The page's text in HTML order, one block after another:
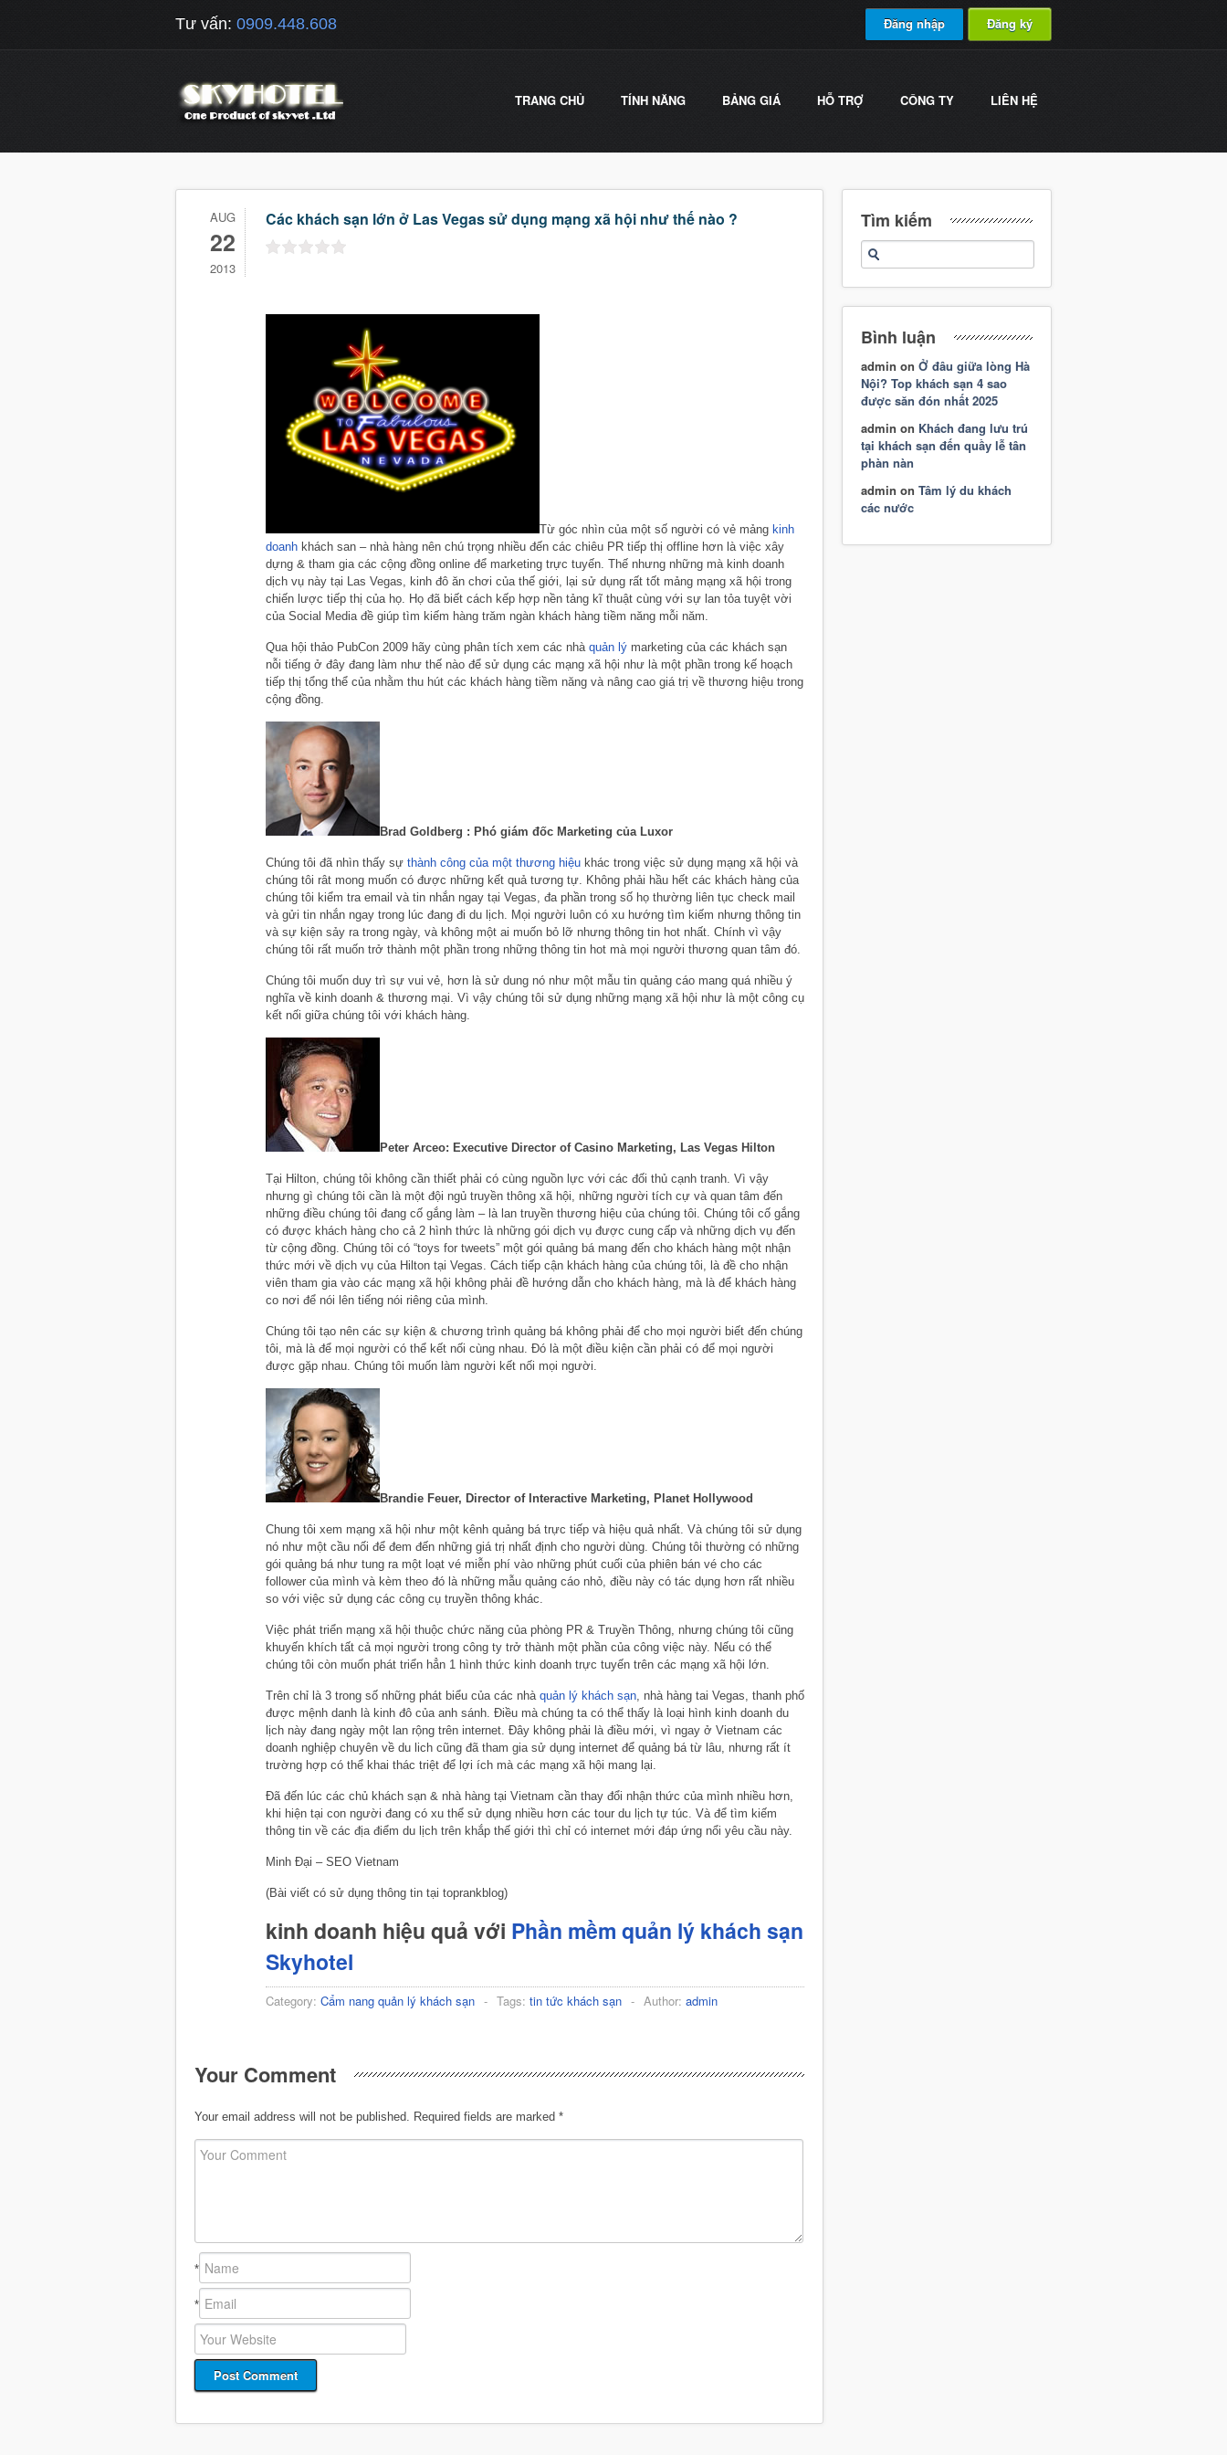
Tư vấn: 0909.448.608 Đăng nhập Đăng ký
TRANG CHỦ TÍNH NĂNG BẢNG GIÁ HỖ TRỢ CÔNG TY LIÊN HỆ
AUG
22
2013
Các khách sạn lớn ở Las Vegas sử dụng mạng xã hội như thế nào ?
Từ góc nhìn của một số người có vẻ mảng kinh
doanh khách san – nhà hàng nên chú trọng nhiều đến các chiêu PR tiếp thị offline hơn là việc xây
dựng & tham gia các cộng đồng online để marketing trực tuyến. Thế nhưng những mà kinh doanh
dịch vụ này tại Las Vegas, kinh đô ăn chơi của thế giới, lại sử dụng rất tốt mảng mạng xã hội trong
chiến lược tiếp thị của họ. Họ đã biết cách kếp hợp nền tảng kĩ thuật cùng với sự lan tỏa tuyệt vời
của Social Media đề giúp tìm kiếm hàng trăm ngàn khách hàng tiềm năng mỗi năm.
Qua hội thảo PubCon 2009 hãy cùng phân tích xem các nhà quản lý marketing của các khách sạn
nỗi tiếng ở đây đang làm như thế nào để sử dụng các mạng xã hội như là một phần trong kế hoạch
tiếp thị tổng thể của nhằm thu hút các khách hàng tiềm năng và nâng cao giá trị về thương hiệu trong
cộng đồng.
Brad Goldberg : Phó giám đốc Marketing của Luxor
Chúng tôi đã nhìn thấy sự thành công của một thương hiệu khác trong việc sử dụng mạng xã hội và
chúng tôi rât mong muốn có được những kết quả tương tự. Không phải hầu hết các khách hàng của
chúng tôi kiểm tra email và tin nhắn ngay tại Vegas, đa phần trong số họ thường liên tục check mail
và gửi tin nhắn ngay trong lúc đang đi du lịch. Mọi người luôn có xu hướng tìm kiếm nhưng thông tin
và sự kiện sảy ra trong ngày, và không một ai muốn bỏ lỡ nhưng thông tin hot nhất. Chính vì vậy
chúng tôi rất muốn trở thành một phần trong những thông tin hot mà mọi người thương quan tâm đó.
Chúng tôi muốn duy trì sự vui vẻ, hơn là sử dung nó như một mẫu tin quảng cáo mang quá nhiều ý
nghĩa về kinh doanh & thương mại. Vì vậy chúng tôi sử dụng những mạng xã hội như là một công cụ
kết nối giữa chúng tôi với khách hàng.
Peter Arceo: Executive Director of Casino Marketing, Las Vegas Hilton
Tại Hilton, chúng tôi không cần thiết phải có cùng nguồn lực với các đối thủ cạnh tranh. Vì vậy
nhưng gì chúng tôi cần là một đội ngủ truyền thông xã hội, những người tích cự và quan tâm đến
những điều chúng tôi đang cố gắng làm – là lan truyền thương hiệu của chúng tôi. Chúng tôi cố gắng
có được khách hàng cho cả 2 hình thức là những gói dịch vụ được cung cấp và những dịch vụ đến
từ cộng đồng. Chúng tôi có “toys for tweets” một gói quảng bá mang đến cho khách hàng một nhận
thức mới về dịch vụ của Hilton tại Vegas. Cách tiếp cận khách hàng của chúng tôi, là đề cho nhận
viên tham gia vào các mạng xã hội không phải đề hướng dẫn cho khách hàng, mà là để khách hàng
co nơi để nói lên tiếng nói riêng của mình.
Chúng tôi tạo nên các sự kiện & chương trình quảng bá không phải để cho mọi người biết đến chúng
tôi, mà là để mọi người có thể kết nối cùng nhau. Đó là một điều kiện cần phải có để mọi người
được gặp nhau. Chúng tôi muốn làm người kết nối mọi người.
Brandie Feuer, Director of Interactive Marketing, Planet Hollywood
Chung tôi xem mạng xã hội như một kênh quảng bá trực tiếp và hiệu quả nhất. Và chúng tôi sử dụng
nó như một cầu nối để đem đến những giá trị nhất định cho người dùng. Chúng tôi thường có những
gói quảng bá như tung ra một loạt vé miễn phí vào những phút cuối của phiên bán vé cho các
follower của mình và kèm theo đó là những mẫu quảng cáo nhỏ, điều này có tác dụng hơn rất nhiều
so với việc sử dụng các công cụ truyền thông khác.
Việc phát triển mạng xã hội thuộc chức năng của phòng PR & Truyền Thông, nhưng chúng tôi cũng
khuyến khích tất cả mọi người trong công ty trở thành một phần của công việc này. Nếu có thể
chúng tôi còn muốn phát triển hẳn 1 hình thức kinh doanh trực tuyến trên các mạng xã hội lớn.
Trên chỉ là 3 trong số những phát biểu của các nhà quản lý khách sạn , nhà hàng tai Vegas, thanh phố
được mệnh danh là kinh đô của anh sánh. Điều mà chúng ta có thể thấy là loại hình kinh doanh du
lịch này đang ngày một lan rộng trên internet. Đây không phải là điều mới, vì ngay ở Vietnam các
doanh nghiệp chuyên về du lich cũng đã tham gia sử dụng internet để quảng bá từ lâu, nhưng rất ít
trường hợp có thể khai thác triệt để lợi ích mà các mạng xã hội mang lại.
Đã đến lúc các chủ khách sạn & nhà hàng tại Vietnam cần thay đổi nhận thức của mình nhiều hơn,
khi hiện tại con người đang có xu thể sử dụng nhiều hơn các tour du lịch tự túc. Và để tìm kiếm
thông tin về các địa điểm du lịch trên khắp thế giới thì chỉ có internet mới đáp ứng nổi yêu cầu này.
Minh Đại – SEO Vietnam
(Bài viết có sử dụng thông tin tại toprankblog)
kinh doanh hiệu quả với Phần mềm quản lý khách sạn
Skyhotel
Category: Cẩm nang quản lý khách sạn - Tags: tin tức khách sạn - Author: admin
Your Comment
Your email address will not be published. Required fields are marked *
*
*
Tìm kiếm
Bình luận
admin on Ở đâu giữa lòng Hà
Nội? Top khách sạn 4 sao
được săn đón nhất 2025
admin on Khách đang lưu trú
tại khách sạn đến quầy lễ tân
phàn nàn
admin on Tâm lý du khách
các nước